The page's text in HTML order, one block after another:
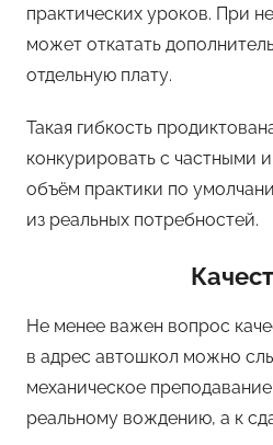
практических уроков. При
может откатать
отдельную плату.
Такая гибкость
конкурировать с частными
объём практики по
из реальных потребностей.
Не менее важен вопрос
в адрес автошкол можно
механическое
реальному вождению, а к